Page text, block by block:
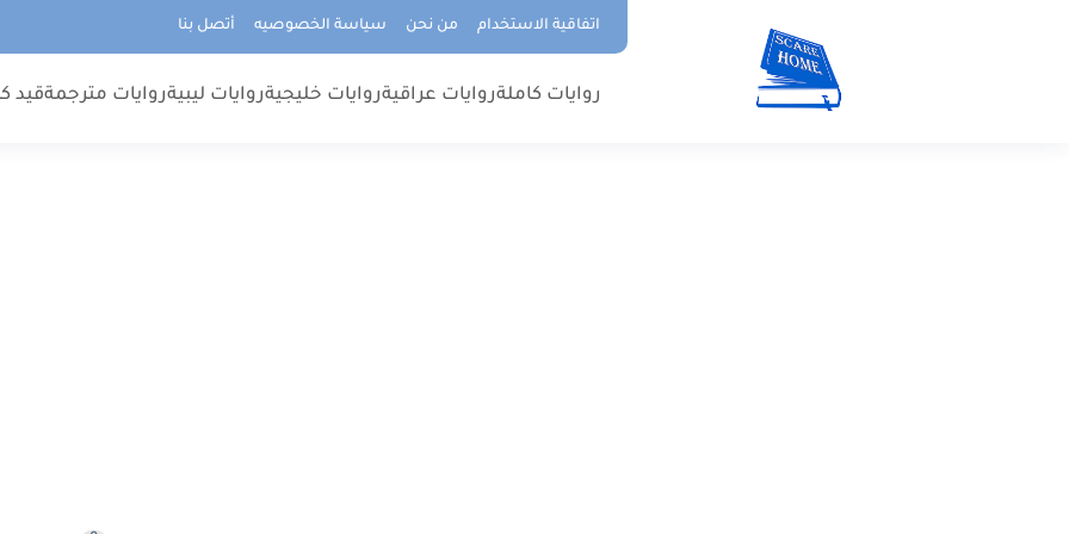
اتفاقية الاستخدام من نحن سياسة الخصوصيه أتصل بنا
روايات كاملةروايات عراقيةروايات خليجيةروايات ليبيةروايات مترجمةقيد